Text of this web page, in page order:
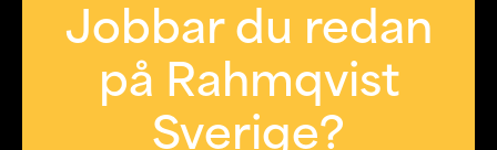
Jobbar du redan
på Rahmqvist
Sverige?